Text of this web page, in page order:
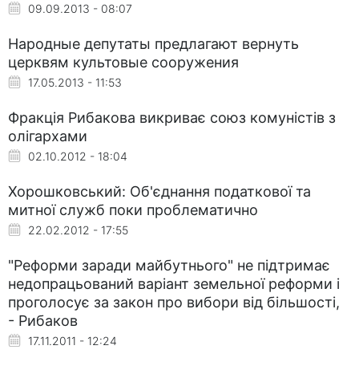
09.09.2013 - 08:07
Народные депутаты предлагают вернуть
церквям культовые сооружения
17.05.2013 - 11:53
Фракція Рибакова викриває союз комуністів з
олігархами
02.10.2012 - 18:04
Хорошковський: Об'єднання податкової та
митної служб поки проблематично
22.02.2012 - 17:55
"Реформи заради майбутнього" не підтримає
недопрацьований варіант земельної реформи і
проголосує за закон про вибори від більшості,
- Рибаков
17.11.2011 - 12:24